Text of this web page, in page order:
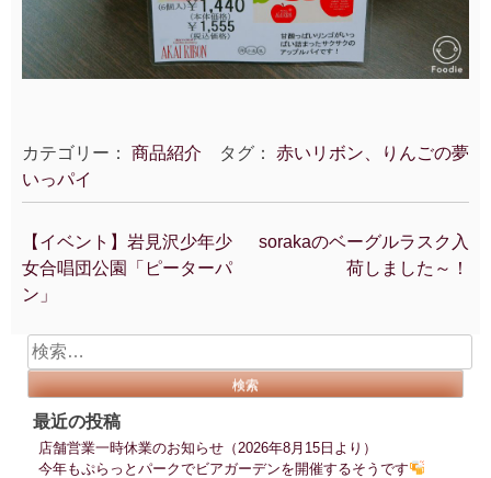
カテゴリー： 商品紹介 タグ： 赤いリボン、りんごの夢
いっパイ
投
稿
ナ
ゲ
ー
ョ
ン
【イベント】岩見沢少年少
女合唱団公園「ピーターパ
ン」
sorakaのベーグルラスク入
荷しました～！
検
索:
最近の投稿
店舗営業一時休業のお知らせ（2026年8月15日より）
今年もぷらっとパークでビアガーデンを開催するそうです